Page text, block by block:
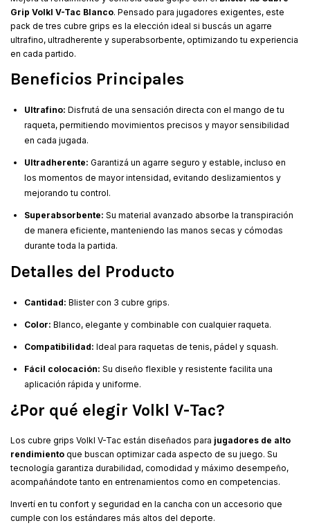
Grip Volkl V-Tac Blanco. Pensado para jugadores exigentes, este
pack de tres cubre grips es la elección ideal si buscás un agarre
ultrafino, ultradherente y superabsorbente, optimizando tu experiencia
en cada partido.
Beneficios Principales
Ultrafino: Disfrutá de una sensación directa con el mango de tu
raqueta, permitiendo movimientos precisos y mayor sensibilidad
en cada jugada.
Ultradherente: Garantizá un agarre seguro y estable, incluso en
los momentos de mayor intensidad, evitando deslizamientos y
mejorando tu control.
Superabsorbente: Su material avanzado absorbe la transpiración
de manera eficiente, manteniendo las manos secas y cómodas
durante toda la partida.
Detalles del Producto
Cantidad: Blister con 3 cubre grips.
Color: Blanco, elegante y combinable con cualquier raqueta.
Compatibilidad: Ideal para raquetas de tenis, pádel y squash.
Fácil colocación: Su diseño flexible y resistente facilita una
aplicación rápida y uniforme.
¿Por qué elegir Volkl V-Tac?
Los cubre grips Volkl V-Tac están diseñados para jugadores de alto
rendimiento que buscan optimizar cada aspecto de su juego. Su
tecnología garantiza durabilidad, comodidad y máximo desempeño,
acompañándote tanto en entrenamientos como en competencias.
Invertí en tu confort y seguridad en la cancha con un accesorio que
cumple con los estándares más altos del deporte.